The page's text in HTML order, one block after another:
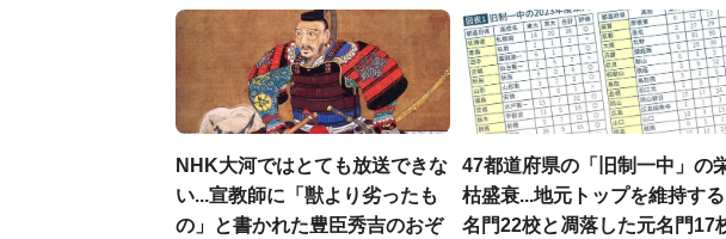
NHK大河ではとても放送できな
い...宣教師に「獣より劣ったも
の」と書かれた豊臣秀吉のおぞ
47都道府県の「旧制一中」の
枯盛衰...地元トップを維持する
名門22校と凋落した元名門17